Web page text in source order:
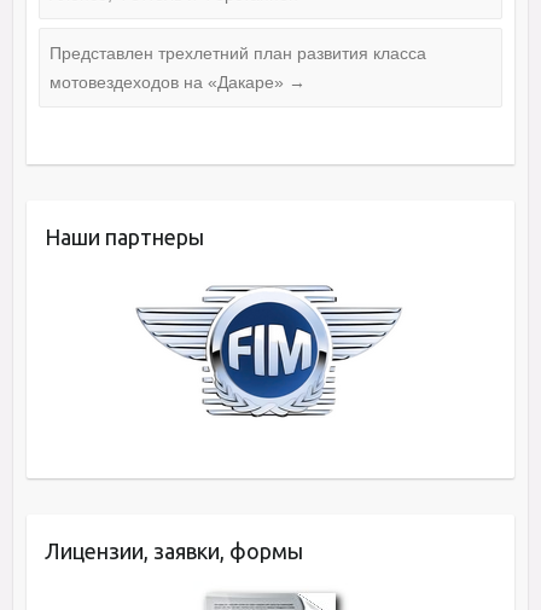
Представлен трехлетний план развития класса
мотовездеходов на «Дакаре» →
Наши партнеры
Лицензии, заявки, формы